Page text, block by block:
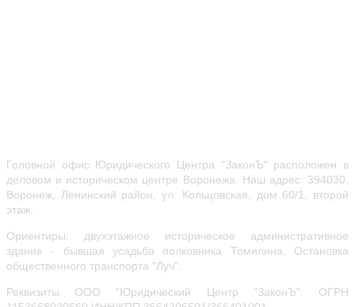
Головной офис Юридического Центра "ЗаконЪ" расположен в
деловом и историческом центре Воронежа. Наш адрес: 394030,
Воронеж, Ленинский район, ул.
Кольцовская, дом 60/1, второй
этаж.
Ориентиры: двухэтажное историческое административное
здание - бывшая усадьба полковника Томилина. Остановка
общественного транспорта "Луч".
Реквизиты ООО "Юридический Центр "ЗаконЪ": ОГРН